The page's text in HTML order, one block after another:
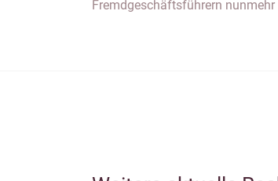
Fremdgeschäftsführern